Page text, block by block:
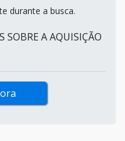
durante a busca.
SOBRE A AQUISIÇÃO